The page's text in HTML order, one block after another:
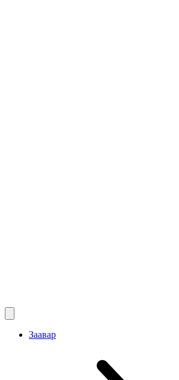
Заавар